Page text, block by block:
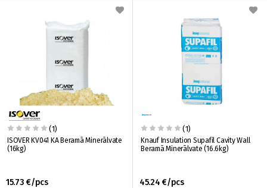
(1)
ISOVER KV041 KA Beramā Minerālvate
(16kg)
15.73 €/pcs
(1)
Knauf Insulation Supafil Cavity Wall
Beramā Minerālvate (16.6kg)
45.24 €/pcs